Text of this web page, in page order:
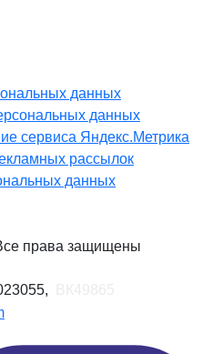
данных
данных
сервиса Яндекс.Метрика
рассылок
данных
права защищены